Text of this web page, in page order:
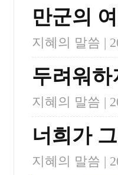
만군의
지혜의 말씀 |
두려워하
지혜의 말씀 |
너희가
지혜의 말씀 |